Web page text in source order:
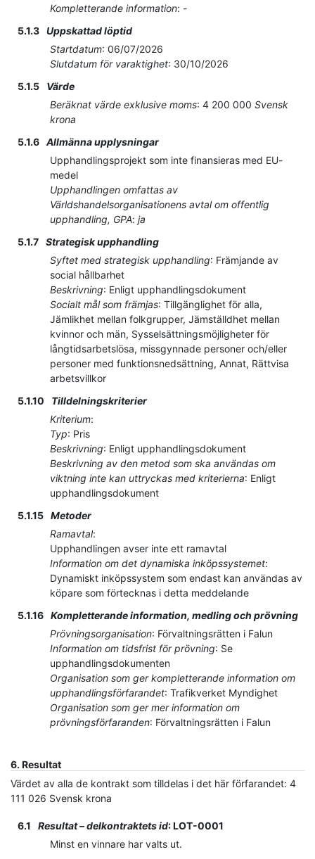
Kompletterande information: -
5.1.3 Uppskattad löptid
Startdatum: 06/07/2026
Slutdatum för varaktighet: 30/10/2026
5.1.5
Värde
Beräknat värde exklusive moms: 4 200 000 Svensk
krona
5.1.6 Allmänna upplysningar
Upphandlingsprojekt som inte finansieras med EU-
medel
Upphandlingen omfattas av
Världshandelsorganisationens avtal om offentlig
upphandling, GPA: ja
5.1.7 Strategisk upphandling
Syftet med strategisk upphandling: Främjande av
social hållbarhet
Beskrivning: Enligt upphandlingsdokument
Socialt mål som främjas: Tillgänglighet för alla,
Jämlikhet mellan folkgrupper, Jämställdhet mellan
kvinnor och män, Sysselsättningsmöjligheter för
långtidsarbetslösa, missgynnade personer och/eller
personer med funktionsnedsättning, Annat, Rättvisa
arbetsvillkor
5.1.10
Tilldelningskriterier
Kriterium:
Typ: Pris
Beskrivning: Enligt upphandlingsdokument
Beskrivning av den metod som ska användas om
viktning inte kan uttryckas med kriterierna: Enligt
upphandlingsdokument
5.1.15 Metoder
Ramavtal:
Upphandlingen avser inte ett ramavtal
Information om det dynamiska inköpssystemet:
Dynamiskt inköpssystem som endast kan användas av
köpare som förtecknas i detta meddelande
5.1.16 Kompletterande information, medling och prövning
Prövningsorganisation: Förvaltningsrätten i Falun
Information om tidsfrist för prövning: Se
upphandlingsdokumenten
Organisation som ger kompletterande information om
upphandlingsförfarandet: Trafikverket Myndighet
Organisation som ger mer information om
prövningsförfaranden: Förvaltningsrätten i Falun
6. Resultat
Värdet av alla de kontrakt som tilldelas i det här förfarandet: 4
111 026 Svensk krona
6.1 Resultat – delkontraktets id:LOT-0001
Minst en vinnare har valts ut.